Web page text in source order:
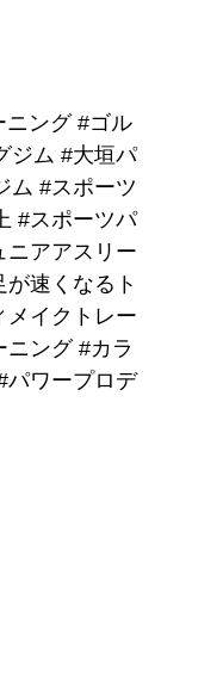
ニング #ゴル
ジム #大垣パ
ム #スポーツ
#スポーツパ
ニアアスリー
が速くなるト
メイクトレー
ニング #カラ
パワープロデ